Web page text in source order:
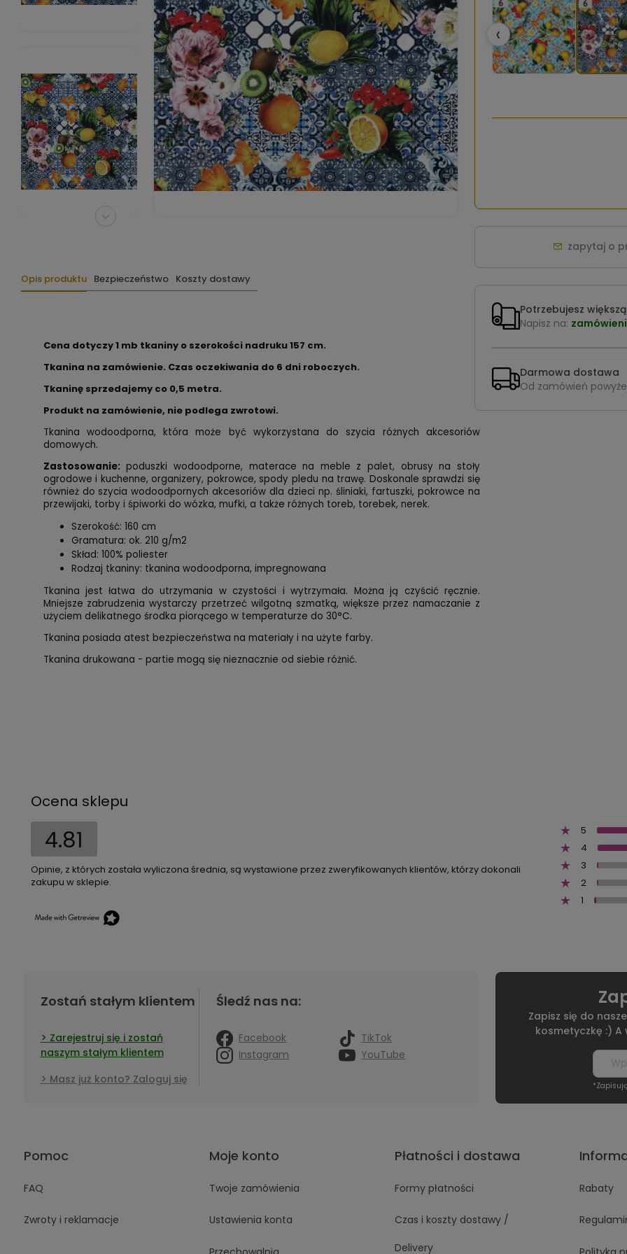
Opis produktu Bezpieczeństwo Koszty dostawy
Cena dotyczy 1 mb tkaniny o szerokości nadruku 157 cm.
Tkanina na zamówienie. Czas oczekiwania do 6 dni roboczych.
Tkaninę sprzedajemy co 0,5 metra.
Produkt na zamówienie, nie podlega zwrotowi.
Tkanina wodoodporna, która może być wykorzystana do szycia różnych akcesoriów
domowych.
Zastosowanie: poduszki wodoodporne, materace na meble z palet, obrusy na stoły
ogrodowe i kuchenne, organizery, pokrowce, spody pledu na trawę. Doskonale sprawdzi się
również do szycia wodoodpornych akcesoriów dla dzieci np. śliniaki, fartuszki, pokrowce na
przewijaki, torby i śpiworki do wózka, mufki, a także różnych toreb, torebek, nerek.
Szerokość: 160 cm
Gramatura: ok. 210 g/m2
Skład: 100% poliester
Rodzaj tkaniny: tkanina wodoodporna, impregnowana
Tkanina jest łatwa do utrzymania w czystości i wytrzymała. Można ją czyścić ręcznie.
Mniejsze zabrudzenia wystarczy przetrzeć wilgotną szmatką, większe przez namaczanie z
użyciem delikatnego środka piorącego w temperaturze do 30°C.
Tkanina posiada atest bezpieczeństwa na materiały i na użyte farby.
Tkanina drukowana - partie mogą się nieznacznie od siebie różnić.
‹
zapytaj o
Potrzebujesz
Napisz na:
Darmowa dostawa
Od zamówień
Ocena sklepu
4.81
Opinie, z których została wyliczona średnia, są wystawione przez zweryfikowanych klientów, którzy dokonali
zakupu w sklepie.
5
4
3
2
1
Zostań stałym klientem
Zarejestruj się i zostań
naszym stałym klientem
Masz już konto? Zaloguj się
Śledź nas na:
Facebook
TikTok
Instagram
YouTube
Zapisz się do
kosmetyczkę :)
Pomoc
FAQ
Zwroty i reklamacje
Moje konto
Twoje zamówienia
Ustawienia konta
Płatności i dostawa
Formy płatności
Czas i koszty dostawy /
Delivery
Rabaty